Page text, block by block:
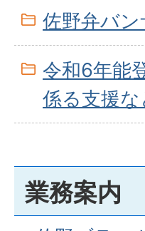
佐野弁バン
令和6年能
係る支援
業務案内